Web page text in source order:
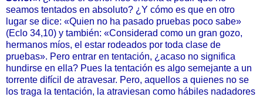
seamos tentados en absoluto? ¿Y cómo es que en otro
lugar se dice: «Quien no ha pasado pruebas poco sabe»
(Eclo 34,10) y también: «Considerad como un gran gozo,
hermanos míos, el estar rodeados por toda clase de
pruebas». Pero entrar en tentación, ¿acaso no significa
hundirse en ella? Pues la tentación es algo semejante a un
torrente difícil de atravesar. Pero, aquellos a quienes no se
los traga la tentación, la atraviesan como hábiles nadadores